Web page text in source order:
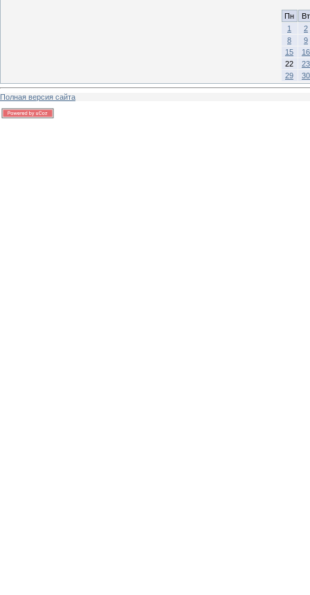
Пн
Вт
1
2
8
9
15
16
22
23
29
30
Полная версия сайта